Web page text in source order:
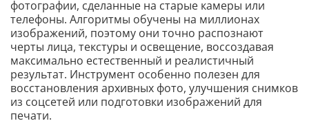
фотографии, сделанные на старые камеры или
телефоны. Алгоритмы обучены на миллионах
изображений, поэтому они точно распознают
черты лица, текстуры и освещение, воссоздавая
максимально естественный и реалистичный
результат. Инструмент особенно полезен для
восстановления архивных фото, улучшения снимков
из соцсетей или подготовки изображений для
печати.